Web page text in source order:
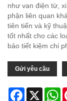
như van điện từ,
phận liên quan
tiên tiến và kỹ
tốt nhất cho các
bảo tiết kiệm chi
Gửi yêu cầu
Facebook
X